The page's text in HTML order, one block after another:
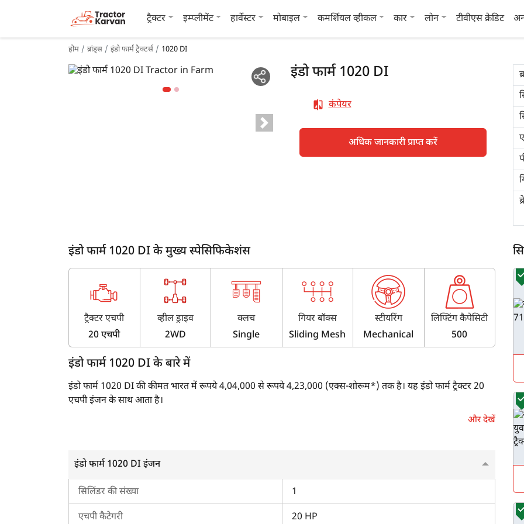
ट्रैक्टर इम्प्लीमेंट हार्वेस्टर मोबाइल कमर्शियल व्हीकल कार लोन टीवीएस क्रेडिट
होम ब्रांड्स इंडो फार्म ट्रैक्टर्स 1020 DI
इंडो फार्म 1020 DI
कंपेयर
अधिक जानकारी प्राप्त करें
इंडो फार्म 1020 DI के मुख्य स्पेसिफिकेशंस
ट्रैक्टर एचपी
20 एचपी
व्हील ड्राइव
2WD
क्लच
Single
गियर बॉक्स
Sliding Mesh
स्टीयरिंग
Mechanical
लिफ्टिंग कैपेसिटी
500
इंडो फार्म 1020 DI के बारे में
इंडो फार्म 1020 DI की कीमत भारत में रूपये 4,04,000 से रूपये 4,23,000 (एक्स-शोरूम*) तक है। यह इंडो फार्म ट्रैक्टर 20
एचपी इंजन के साथ आता है।
इंडो फार्म 1020 DI में 895 CC कैपेसिटी वाला सिंगल-सिलेंडर इंजन है। यह 2300 इंजन-रेटेड RPM पर 20 HP जेनरेट करता है।
इस ट्रैक्टर में एक ट्रांसमिशन सिस्टम है जिसमें एक सिंगल क्लच एवं एक स्लाइडिंग मेश गियरबॉक्स है। साथ ही, इसकी गियर स्पीड में
6 फॉरवर्ड और 2 रिवर्स गियर शामिल हैं। टॉप फॉरवर्ड स्पीड 26 किमी/घंटा है।
और देखें
इंडो फार्म 1020 DI इंजन
सिलिंडर की संख्या 1
एचपी कैटेगरी 20 HP